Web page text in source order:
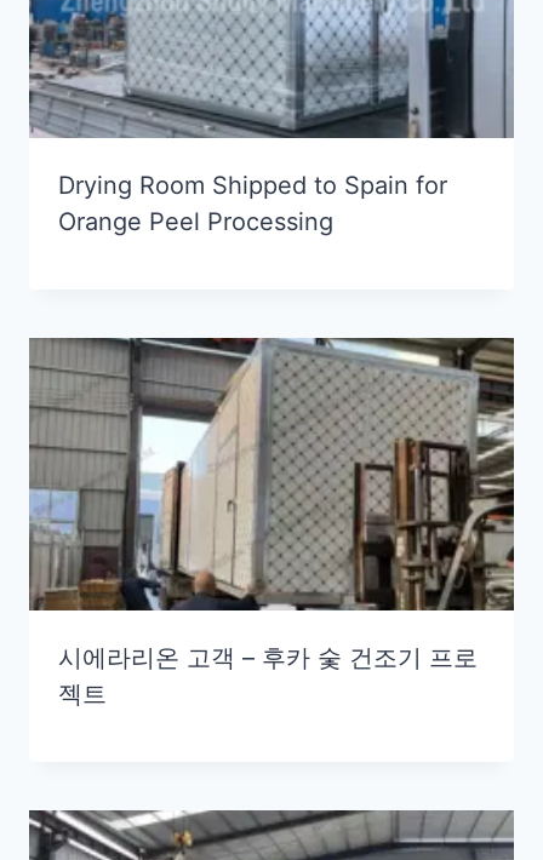
Drying Room Shipped to Spain for
Orange Peel Processing
시에라리온 고객 – 후카 숯 건조기 프로
젝트